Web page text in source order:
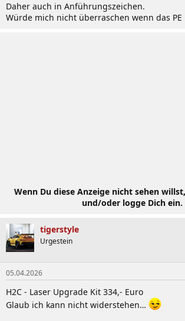
Daher auch in Anführungszeichen.
Würde mich nicht überraschen wenn das PE
Wenn Du diese Anzeige nicht sehen
und/oder logge Dich ein.
tigerstyle
Urgestein
05.04.2026
H2C - Laser Upgrade Kit 334,- Euro
Glaub ich kann nicht widerstehen…